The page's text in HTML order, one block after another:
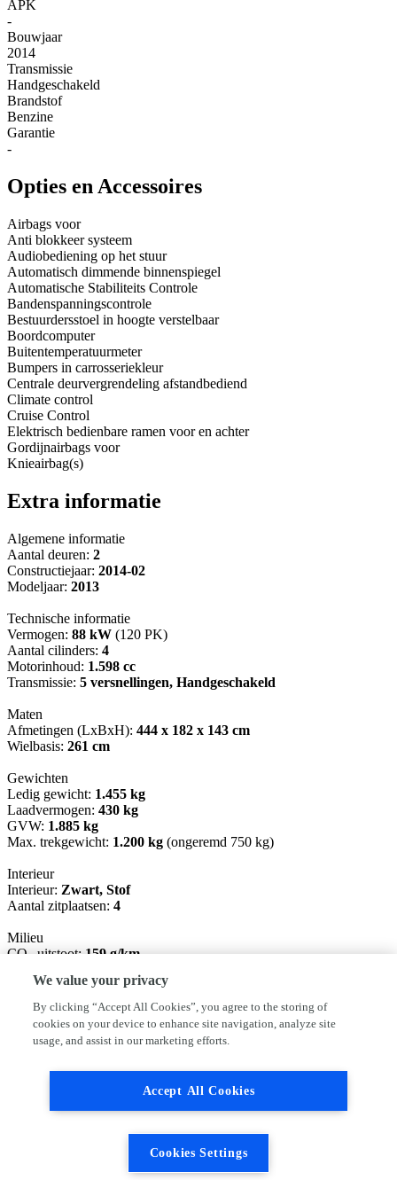
APK
-
Bouwjaar
2014
Transmissie
Handgeschakeld
Brandstof
Benzine
Garantie
-
Opties en Accessoires
Airbags voor
Anti blokkeer systeem
Audiobediening op het stuur
Automatisch dimmende binnenspiegel
Automatische Stabiliteits Controle
Bandenspanningscontrole
Bestuurdersstoel in hoogte verstelbaar
Boordcomputer
Buitentemperatuurmeter
Bumpers in carrosseriekleur
Centrale deurvergrendeling afstandbediend
Climate control
Cruise Control
Elektrisch bedienbare ramen voor en achter
Gordijnairbags voor
Knieairbag(s)
Extra informatie
Algemene informatie
Aantal deuren: 2
Constructiejaar: 2014-02
Modeljaar: 2013
Technische informatie
Vermogen: 88 kW (120 PK)
Aantal cilinders: 4
Motorinhoud: 1.598 cc
Transmissie: 5 versnellingen, Handgeschakeld
Maten
Afmetingen (LxBxH): 444 x 182 x 143 cm
Wielbasis: 261 cm
Gewichten
Ledig gewicht: 1.455 kg
Laadvermogen: 430 kg
GVW: 1.885 kg
Max. trekgewicht: 1.200 kg (ongeremd 750 kg)
Interieur
Interieur: Zwart, Stof
Aantal zitplaatsen: 4
Milieu
CO₂-uitstoot:159 g/km
Emissieklasse: Euro 5
Verbruik
Gemiddeld brandstofverbruik: 6,9 l/100km(1 op 14,5)
Brandstofverbruik in de stad:9,3 l/100km
Onderhoudsboekjes:Aanwezig
BTW niet verrekenbaar voor ondernemers
We value your privacy
By clicking “Accept All Cookies”, you agree to the storing of
cookies on your device to enhance site navigation, analyze site
usage, and assist in our marketing efforts.
Accept All Cookies
Cookies Settings